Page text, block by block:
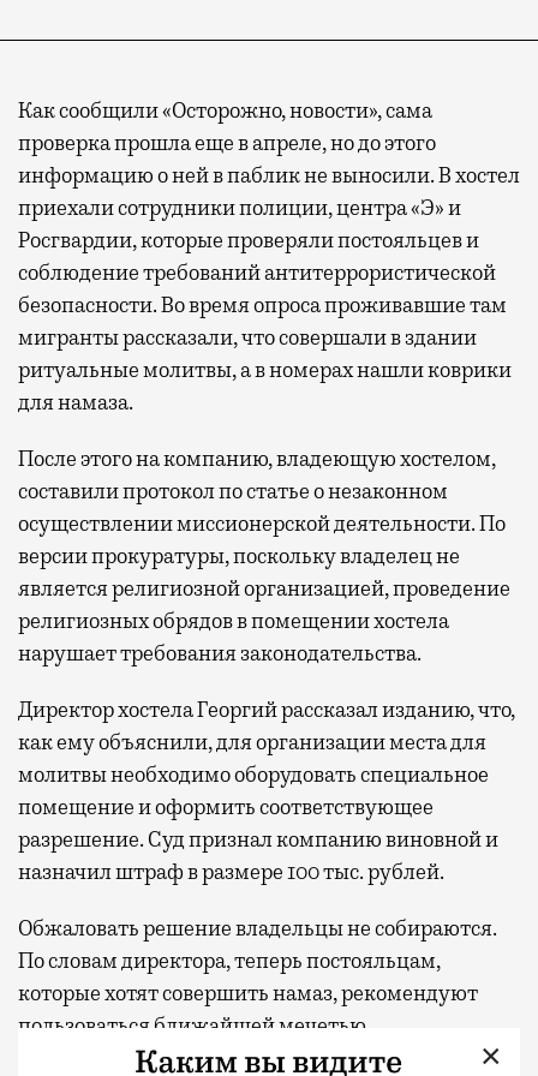
Как сообщили «Осторожно, новости», сама
проверка прошла еще в апреле, но до этого
информацию о ней в паблик не выносили. В хостел
приехали сотрудники полиции, центра «Э» и
Росгвардии, которые проверяли постояльцев и
соблюдение требований антитеррористической
безопасности. Во время опроса проживавшие там
мигранты рассказали, что совершали в здании
ритуальные молитвы, а в номерах нашли коврики
для намаза.
После этого на компанию, владеющую хостелом,
составили протокол по статье о незаконном
осуществлении миссионерской деятельности. По
версии прокуратуры, поскольку владелец не
является религиозной организацией, проведение
религиозных обрядов в помещении хостела
нарушает требования законодательства.
Директор хостела Георгий рассказал изданию, что,
как ему объяснили, для организации места для
молитвы необходимо оборудовать специальное
помещение и оформить соответствующее
разрешение. Суд признал компанию виновной и
назначил штраф в размере 100 тыс. рублей.
Обжаловать решение владельцы не собираются.
По словам директора, теперь постояльцам,
которые хотят совершить намаз, рекомендуют
пользоваться ближайшей мечетью.
×